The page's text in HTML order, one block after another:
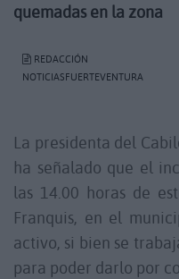
quemadas en la zona
REDACCIÓN
NOTICIASFUERTEVENTURA
La presidenta del
ha señalado que el
las 14.00 horas de
Franquis, en el
activo, si bien se
para poder darlo por